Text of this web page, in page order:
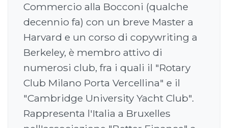
Commercio alla Bocconi (qualche
decennio fa) con un breve Master a
Harvard e un corso di copywriting a
Berkeley, è membro attivo di
numerosi club, fra i quali il "Rotary
Club Milano Porta Vercellina" e il
"Cambridge University Yacht Club".
Rappresenta l'Italia a Bruxelles